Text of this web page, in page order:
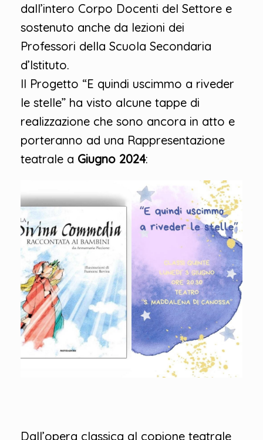
dall’intero Corpo Docenti del Settore e
sostenuto anche da lezioni dei
Professori della Scuola Secondaria
d’Istituto.
Il Progetto “E quindi uscimmo a riveder
le stelle” ha visto alcune tappe di
realizzazione che sono ancora in atto e
porteranno ad una Rappresentazione
teatrale a Giugno 2024:
Dall’opera classica al copione teatrale